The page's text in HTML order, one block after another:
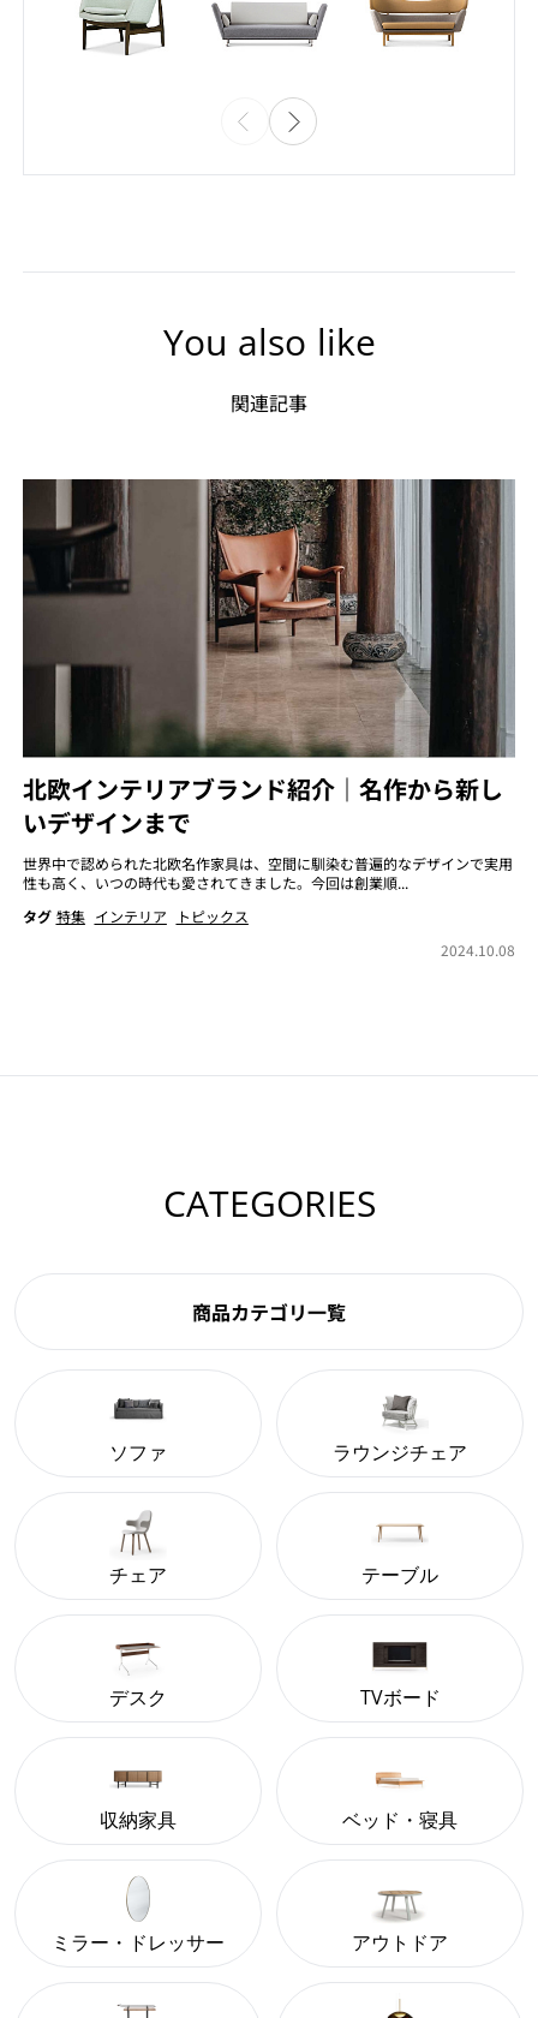
You also like
関連記事
北欧インテリアブランド紹介｜名作から新し
いデザインまで
世界中で認められた北欧名作家具は、空間に馴染む普遍的なデザインで実用
性も高く、いつの時代も愛されてきました。今回は創業順...
タグ 特集 インテリア
トピックス
2024.10.08
CATEGORIES
商品カテゴリ一覧
ソファ ラウンジチェア
チェア テーブル
デスク TVボード
収納家具 ベッド・寝具
ミラー・ドレッサー アウトドア